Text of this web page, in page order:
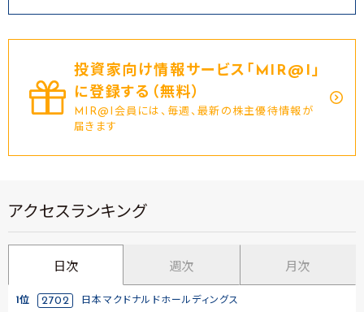
投資家向け情報サービス｢MIR@I｣
に登録する（無料）
MIR@I会員には、毎週、最新の株主優待情報が
届きます
アクセスランキング
日次 週次 月次
1位 2702 日本マクドナルドホールディングス